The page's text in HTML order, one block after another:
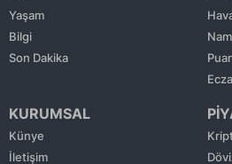
Yaşam
Bilgi
Son Dakika
KURUMSAL
Künye
İletişim